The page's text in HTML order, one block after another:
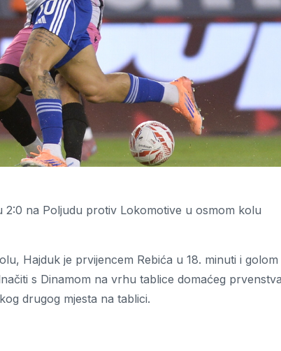
2:0 na Poljudu protiv Lokomotive u osmom kolu
Hajduk je prvijencem Rebića u 18. minuti i golom
s Dinamom na vrhu tablice domaćeg
drugog mjesta na tablici.